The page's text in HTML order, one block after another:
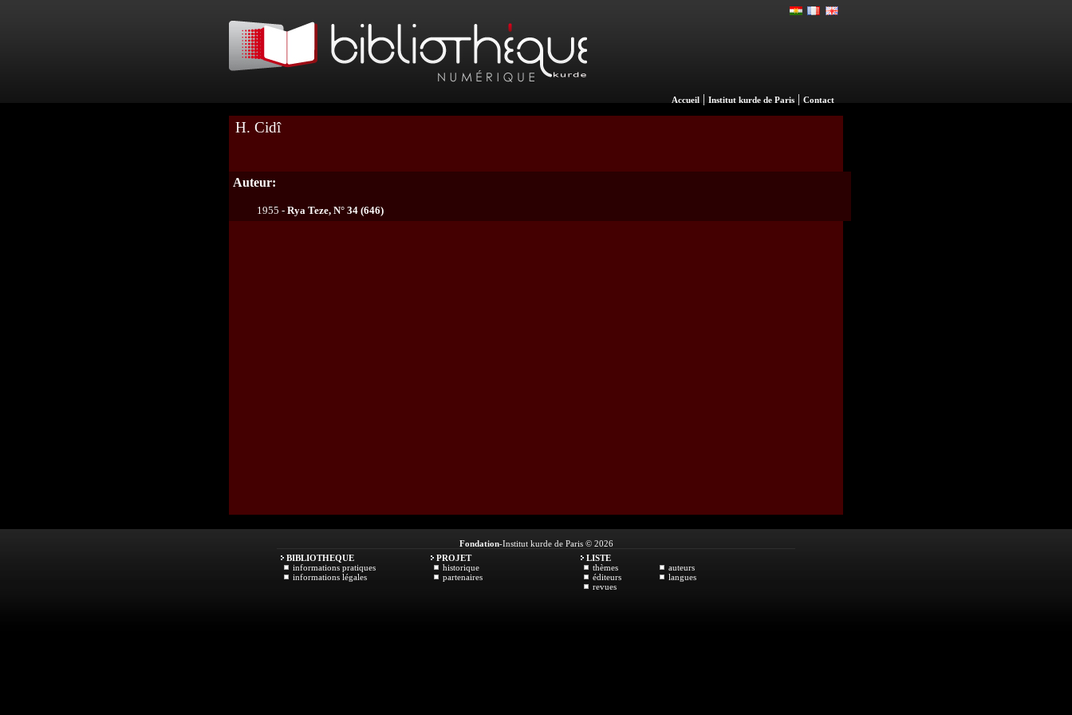
Accueil | Institut kurde de Paris | Contact
H. Cidî
Auteur:
1955 - Rya Teze, N° 34 (646)
Fondation-Institut kurde de Paris © 2026
BIBLIOTHEQUE
informations pratiques
informations légales
PROJET
historique
partenaires
LISTE
thèmes
auteurs
éditeurs
langues
revues